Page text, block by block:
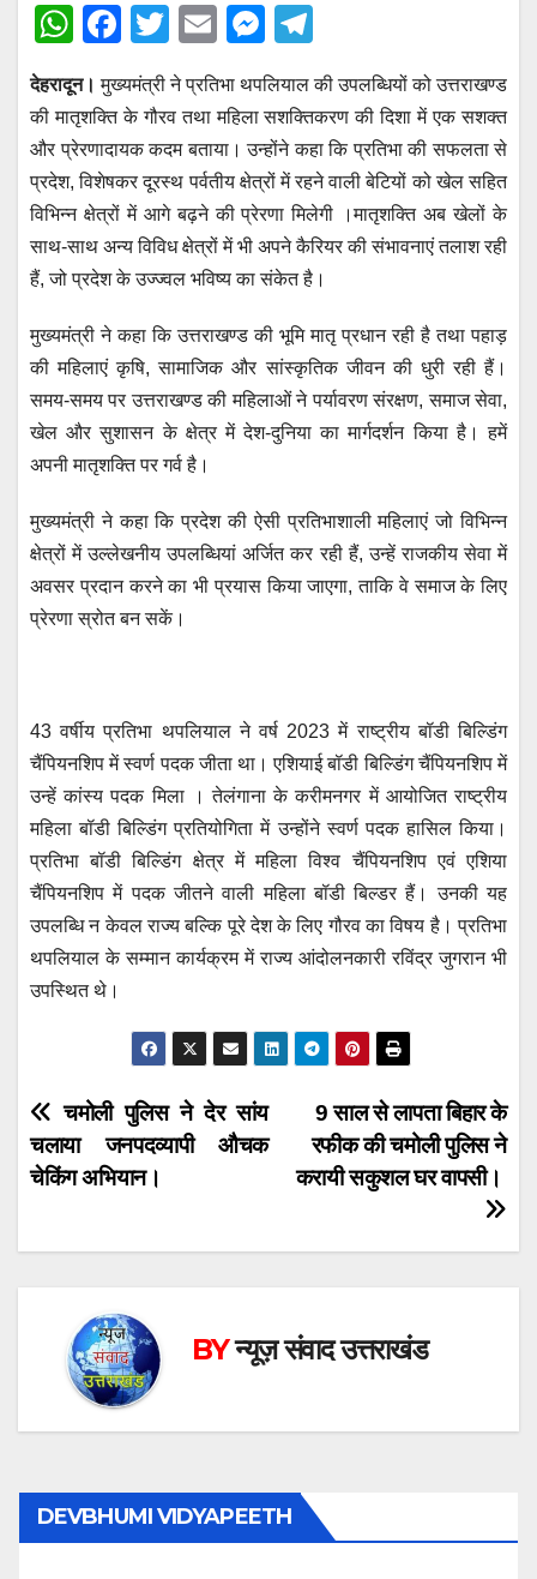
W
at
s
A
p
p
F
c
e
b
o
o
k
T
wi
tt
er
E
ail
M
ss
e
n
g
er
e
gr
a
m
देहरादून। मुख्यमंत्री ने प्रतिभा थपलियाल की उपलब्धियों को उत्तराखण्ड
की मातृशक्ति के गौरव तथा महिला सशक्तिकरण की दिशा में एक सशक्त
और प्रेरणादायक कदम बताया। उन्होंने कहा कि प्रतिभा की सफलता से
प्रदेश, विशेषकर दूरस्थ पर्वतीय क्षेत्रों में रहने वाली बेटियों को खेल सहित
विभिन्न क्षेत्रों में आगे बढ़ने की प्रेरणा मिलेगी ।मातृशक्ति अब खेलों के
साथ-साथ अन्य विविध क्षेत्रों में भी अपने कैरियर की संभावनाएं तलाश रही
हैं, जो प्रदेश के उज्ज्वल भविष्य का संकेत है।
मुख्यमंत्री ने कहा कि उत्तराखण्ड की भूमि मातृ प्रधान रही है तथा पहाड़
की महिलाएं कृषि, सामाजिक और सांस्कृतिक जीवन की धुरी रही हैं।
समय-समय पर उत्तराखण्ड की महिलाओं ने पर्यावरण संरक्षण, समाज सेवा,
खेल और सुशासन के क्षेत्र में देश-दुनिया का मार्गदर्शन किया है। हमें
अपनी मातृशक्ति पर गर्व है।
मुख्यमंत्री ने कहा कि प्रदेश की ऐसी प्रतिभाशाली महिलाएं जो विभिन्न
क्षेत्रों में उल्लेखनीय उपलब्धियां अर्जित कर रही हैं, उन्हें राजकीय सेवा में
अवसर प्रदान करने का भी प्रयास किया जाएगा, ताकि वे समाज के लिए
प्रेरणा स्रोत बन सकें।
43 वर्षीय प्रतिभा थपलियाल ने वर्ष 2023 में राष्ट्रीय बॉडी बिल्डिंग
चैंपियनशिप में स्वर्ण पदक जीता था। एशियाई बॉडी बिल्डिंग चैंपियनशिप में
उन्हें कांस्य पदक मिला । तेलंगाना के करीमनगर में आयोजित राष्ट्रीय
महिला बॉडी बिल्डिंग प्रतियोगिता में उन्होंने स्वर्ण पदक हासिल किया।
प्रतिभा बॉडी बिल्डिंग क्षेत्र में महिला विश्व चैंपियनशिप एवं एशिया
चैंपियनशिप में पदक जीतने वाली महिला बॉडी बिल्डर हैं। उनकी यह
उपलब्धि न केवल राज्य बल्कि पूरे देश के लिए गौरव का विषय है। प्रतिभा
थपलियाल के सम्मान कार्यक्रम में राज्य आंदोलनकारी रविंद्र जुगरान भी
उपस्थित थे।
Post
navigation
9 साल से लापता बिहार के
रफीक की चमोली पुलिस ने
करायी सकुशल घर वापसी।
चमोली पुलिस ने देर सांय
चलाया जनपदव्यापी औचक
चेकिंग अभियान।
BYन्यूज़ संवाद उत्तराखंड
DEVBHUMI VIDYAPEETH